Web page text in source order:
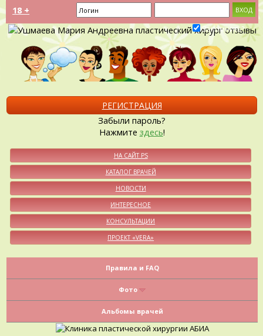
18 +
Запомнить?
РЕГИСТРАЦИЯ
Забыли пароль?
Нажмите здесь!
НА САЙТ PS
КАТАЛОГ ВРАЧЕЙ
НОВОСТИ
ИНТЕРЕСНОЕ
КОНСУЛЬТАЦИИ
ПРОЕКТ «VERA»
Правила и FAQ
Фото
Альбомы врачей